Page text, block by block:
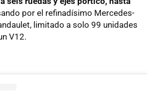
por el refinadísimo Mercedes-
limitado a solo 99 unidades
V12.